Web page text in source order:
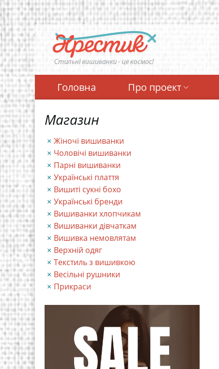
Перейти
до
основного
вмісту
Головна Про проект
Магазин
Жіночі вишиванки
Чоловічі вишиванки
Парні вишиванки
Українські плаття
Вишиті сукні бохо
Українські бренди
Вишиванки хлопчикам
Вишиванки дівчаткам
Вишивка немовлятам
Верхній одяг
Текстиль з вишивкою
Весільні рушники
Прикраси